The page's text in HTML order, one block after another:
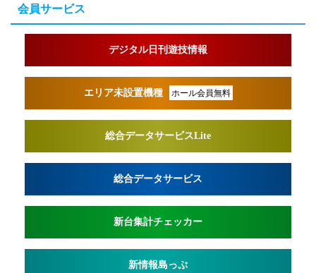
会員サービス
デジタル日刊遊技情報
エリア未設置機種 ホール会員無料
総合データサービスLite
総合データサービス
新台集計チェッカー
新情報島っぷ